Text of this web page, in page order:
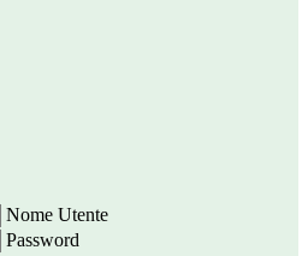
Nome Utente
Password